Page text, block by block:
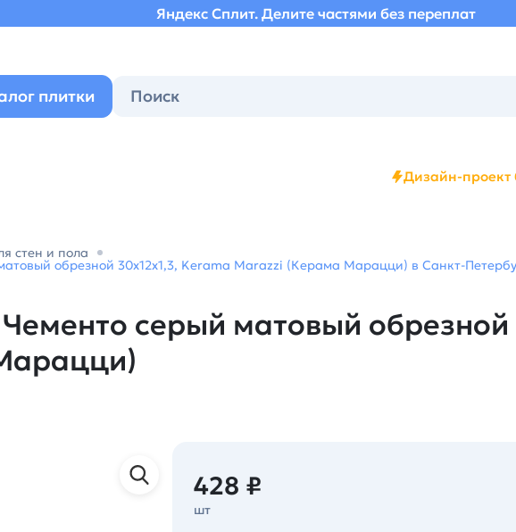
Яндекс Сплит. Делите частями без переплат
плитки
Дизайн-проект
стен и пола
обрезной 30x12x1,3, Kerama Marazzi (Керама Марацци) в Санкт-
Чементо серый матовый
428 ₽
шт